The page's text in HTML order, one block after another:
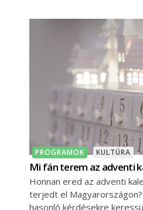
PROGRAMOK KULTÚRA
Mi fán terem az adventi
Honnan ered az adventi
terjedt el
hasonló kérdésekre